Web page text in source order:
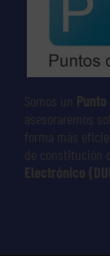
Somos un
asesoraremos
forma más
de constitución
Electrónico